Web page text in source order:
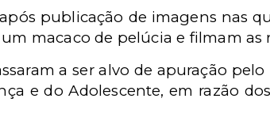
publicação de imagens nas
macaco de pelúcia e filmam as
a ser alvo de apuração
e do Adolescente, em razão